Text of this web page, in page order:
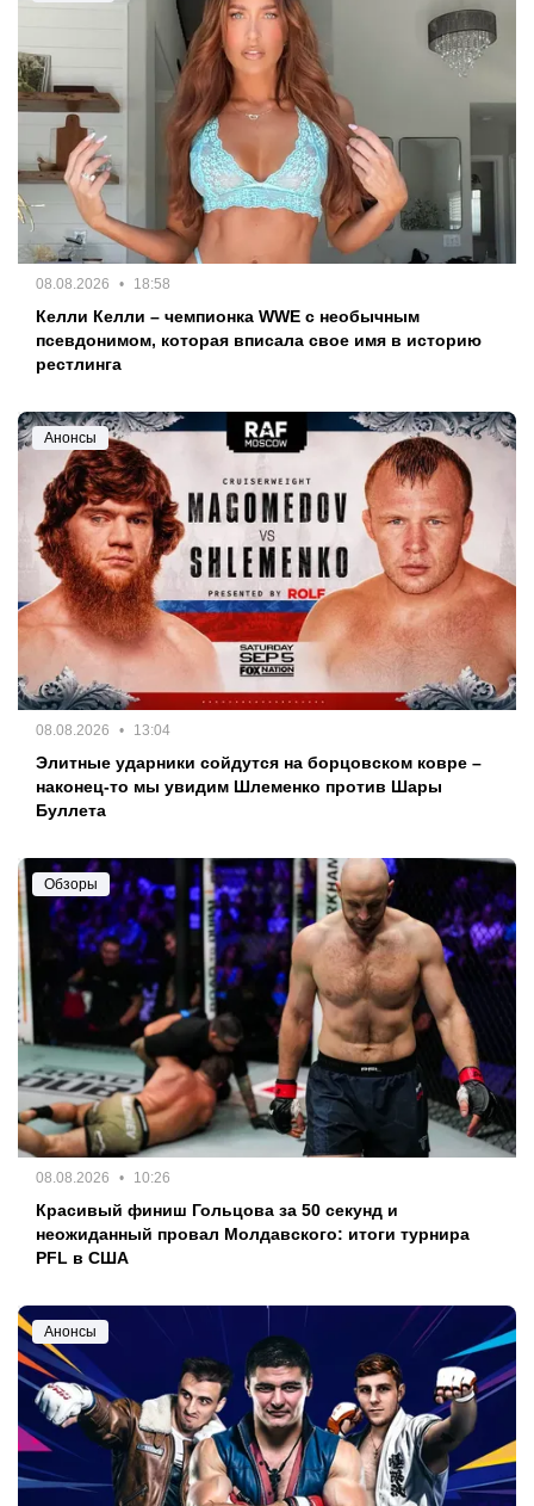
08.08.2026 18:58
Келли Келли – чемпионка WWE с необычным
псевдонимом, которая вписала свое имя в историю
рестлинга
Анонсы
08.08.2026 13:04
Элитные ударники сойдутся на борцовском ковре –
наконец-то мы увидим Шлеменко против Шары
Буллета
Обзоры
08.08.2026 10:26
Красивый финиш Гольцова за 50 секунд и
неожиданный провал Молдавского: итоги турнира
PFL в США
Анонсы